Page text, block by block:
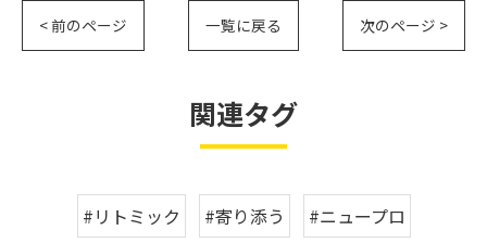
< 前のページ 一覧に戻る 次のページ >
関連タグ
#リトミック #寄り添う
#ニュープロ